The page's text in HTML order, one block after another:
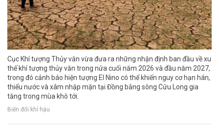
Cục Khí tượng Thủy văn vừa đưa ra những nhận định ban đầu về xu
thế khí tượng thủy văn trong nửa cuối năm 2026 và đầu năm 2027,
trong đó cảnh báo hiện tượng El Nino có thể khiến nguy cơ hạn hán,
thiếu nước và xâm nhập mặn tại Đồng bằng sông Cửu Long gia
tăng trong mùa khô tới.
Biến đổi khí hậu